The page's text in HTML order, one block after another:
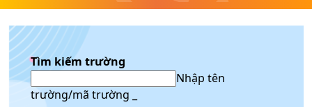
Tìm kiếm trường
Nhập tên
trường/mã trường _